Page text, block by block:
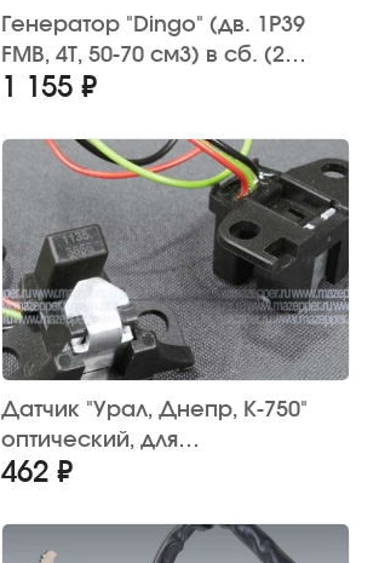
Генератор "Dingo" (дв. 1P39
FMB, 4Т, 50-70 см3) в сб. (2
катушки) Китай
1 155 ₽
Датчик "Урал, Днепр, К-750"
оптический, для
микопроцессорного
462 ₽